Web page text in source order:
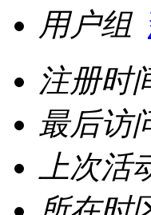
用户组
注册时
最后访
上次活